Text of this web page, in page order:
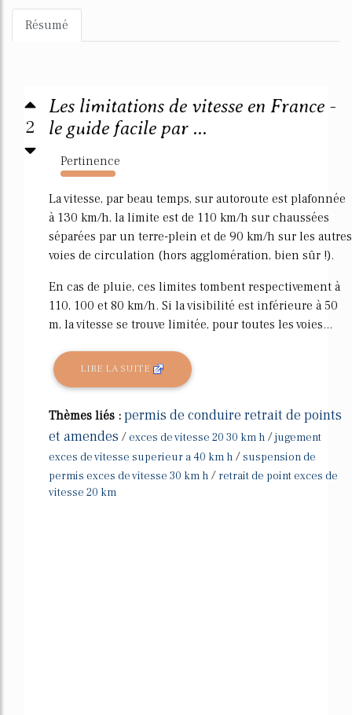
Résumé
2
Les limitations de vitesse en France -
le guide facile par ...
Pertinence
13226%
La vitesse, par beau temps, sur autoroute est plafonnée
à 130 km/h, la limite est de 110 km/h sur chaussées
séparées par un terre-plein et de 90 km/h sur les autres
voies de circulation (hors agglomération, bien sûr !).
En cas de pluie, ces limites tombent respectivement à
110, 100 et 80 km/h. Si la visibilité est inférieure à 50
m, la vitesse se trouve limitée, pour toutes les voies...
LIRE LA SUITE
Thèmes liés : permis de conduire retrait de points
et amendes / exces de vitesse 20 30 km h /jugement
exces de vitesse superieur a 40 km h /suspension de
permis exces de vitesse 30 km h / retrait de point exces de
vitesse 20 km